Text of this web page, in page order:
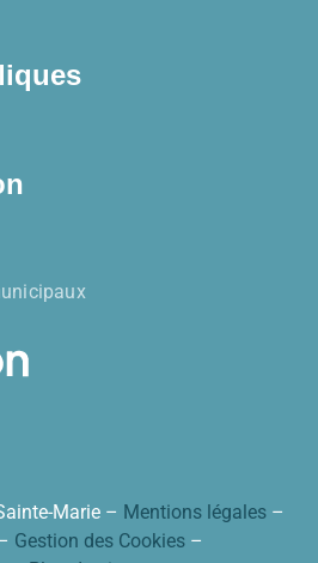
Marie – Mentions légales –
Gestion des Cookies –